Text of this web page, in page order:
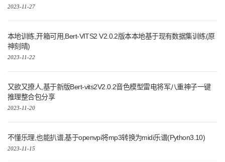
2023-11-27
本地训练,开箱可用,Bert-VITS2 V2.0.2版本本地基于现有数据集训练(原
神刻晴)
2023-11-22
又欲又撩人,基于新版Bert-vits2V2.0.2音色模型雷电将军八重神子一键
推理整合包分享
2023-11-20
不懂乐理,也能扒谱,基于openvpi将mp3转换为midi乐谱(Python3.10)
2023-11-15